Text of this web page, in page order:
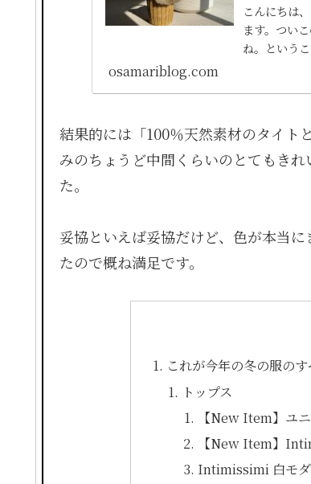
こんにちは
ます。つい
ね。という
osamariblog.com
結果的には「100％天然素材のタイト
みのちょうど中間くらいのとてもき
た。
妥協といえば妥協だけど、色が本当
たので概ね満足です。
これが今年の冬の服の
トップス
【New Item】ユ
【New Item】
Intimissimi 白モダ